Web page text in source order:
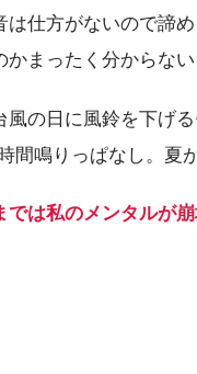
は仕方がないので諦
かまったく分からない
風の日に風鈴を下げ
間鳴りっぱなし。夏
では私のメンタルが